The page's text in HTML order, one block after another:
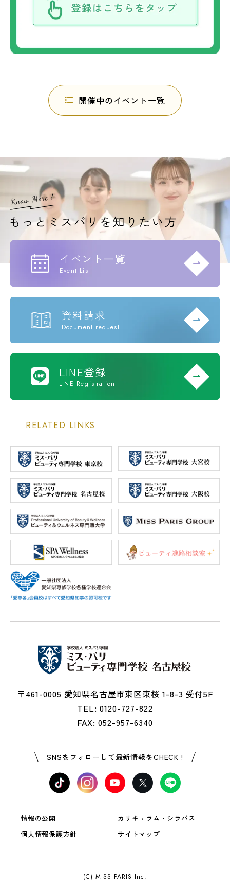
開催中のイベント一覧
イベント一覧
Event List
資料請求
Document request
LINE登録
LINE Registration
RELATED LINKS
〒461-0005 愛知県名古屋市東区東桜 1-8-3 受付5F
TEL: 0120-727-822
FAX: 052-957-6340
SNSをフォローして最新情報をCHECK !
情報の公開
カリキュラム・シラバス
個人情報保護方針
サイトマップ
(C) MISS PARIS Inc.